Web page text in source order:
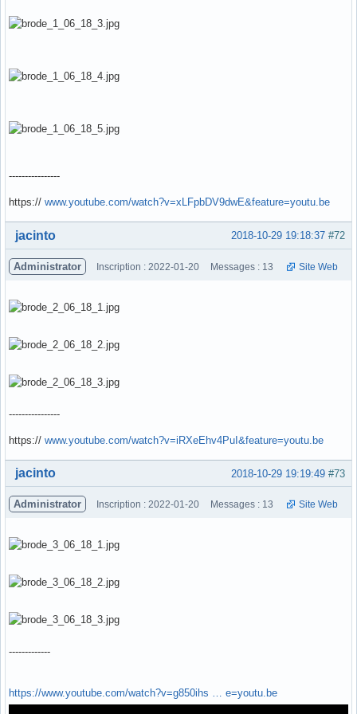
----------------
https:// www.youtube.com/watch?v=xLFpbDV9dwE&feature=youtu.be
Hors ligne #72
2018-10-29 19:18:37
jacinto
Administrator Inscription : 2022-01-20 Messages : 13 Site Web
----------------
https:// www.youtube.com/watch?v=iRXeEhv4PuI&feature=youtu.be
Hors ligne #73
2018-10-29 19:19:49
jacinto
Administrator Inscription : 2022-01-20 Messages : 13 Site Web
-------------
https://www.youtube.com/watch?v=g850ihs … e=youtu.be